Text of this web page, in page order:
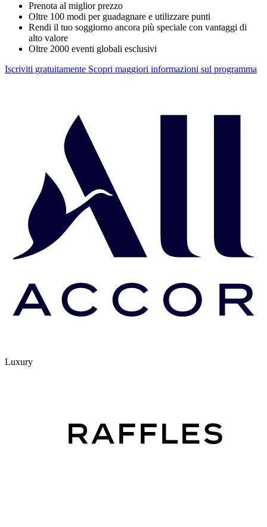
Prenota al miglior prezzo
Oltre 100 modi per guadagnare e utilizzare punti
Rendi il tuo soggiorno ancora più speciale con vantaggi di
alto valore
Oltre 2000 eventi globali esclusivi
Iscriviti gratuitamente Scopri maggiori informazioni sul programma
Luxury